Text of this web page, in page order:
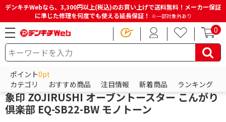
デンキチWebなら、3,300円以上(税込)のお買い上げで送料無料！メーカー保証
に準じた修理を何度でも使える延長保証！ ※一部対象外あり
0
ポイント0pt
カテゴリ
おすすめ商品 注目情報 新着商品 ランキング
HOME 商品一覧ページ キッチン・調理家電 トースター
象印
象印 ZOJIRUSHI オーブントースター こんがり
倶楽部 EQ-SB22-BW モノトーン